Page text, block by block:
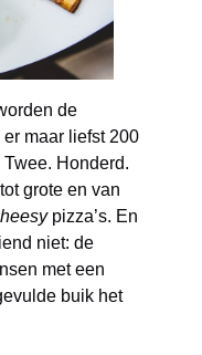
de
maar liefst 200
Honderd.
grote en van
pizza’s. En
niet: de
met een
buik het